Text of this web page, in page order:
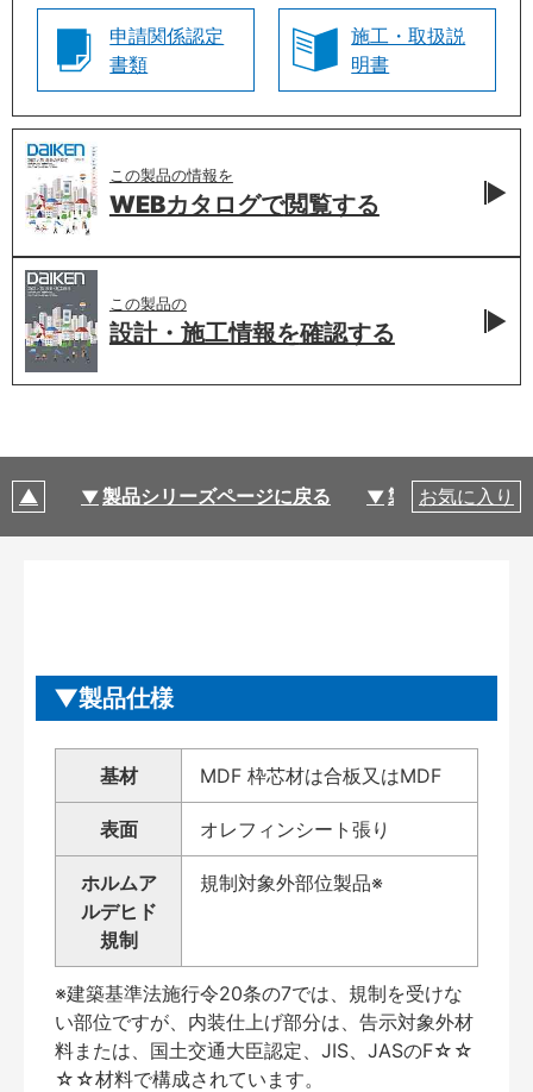
申請関係認定
書類
施工・取扱説
明書
この製品の情報を
WEBカタログで閲覧する
この製品の
設計・施工情報を確認する
製品シリーズページに戻る 製品仕様
お気に入り
製品仕様
基材 MDF 枠芯材は合板又はMDF
表面 オレフィンシート張り
ホルムア
ルデヒド
規制
規制対象外部位製品※
※建築基準法施行令20条の7では、規制を受けな
い部位ですが、内装仕上げ部分は、告示対象外材
料または、国土交通大臣認定、JIS、JASのF☆☆
☆☆材料で構成されています。